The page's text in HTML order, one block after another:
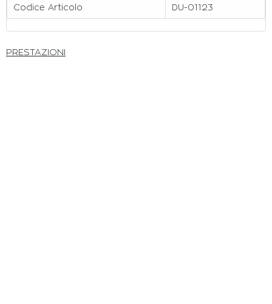
Codice Articolo DU-01123
PRESTAZIONI